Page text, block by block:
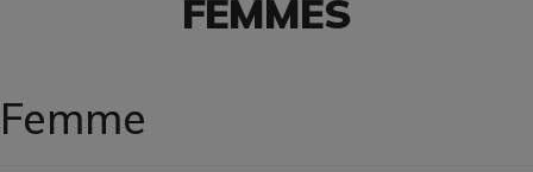
FEMMES
Femme